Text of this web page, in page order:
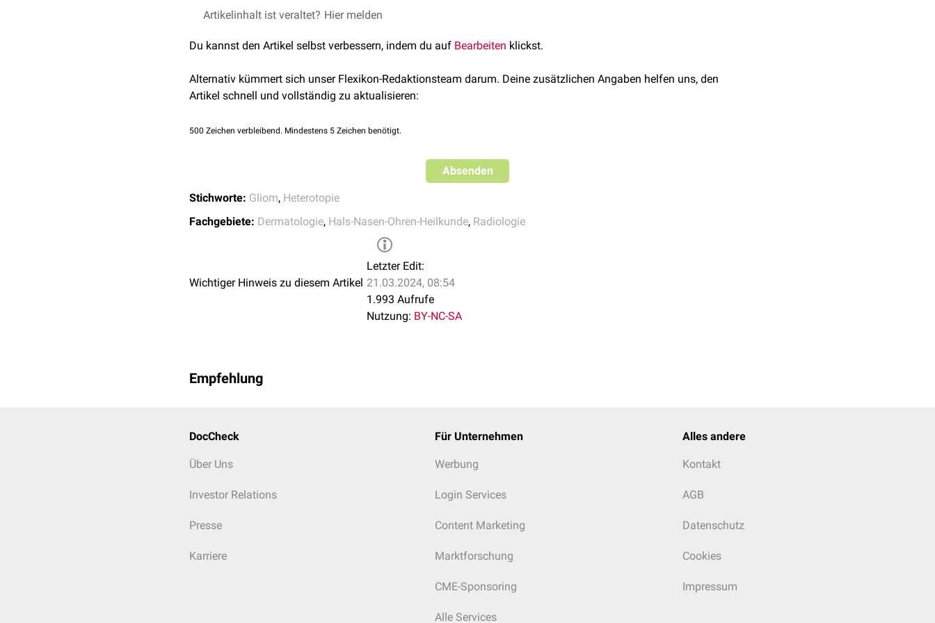
Nasale Gliome werden vollständigexstirpiert
Artikelinhalt ist veraltet? Hier melden
Du kannst den Artikel selbst verbessern, indem du auf Bearbeiten klickst.
Alternativ kümmert sich unser Flexikon-Redaktionsteam darum. Deine zusätzlichen Angaben helfen uns, den
Artikel schnell und vollständig zu aktualisieren:
500 Zeichen verbleibend. Mindestens 5 Zeichen benötigt.
Absenden
Stichworte: Gliom, Heterotopie
Fachgebiete: Dermatologie, Hals-Nasen-Ohren-Heilkunde, Radiologie
Wichtiger Hinweis zu diesem Artikel
Letzter Edit:
21.03.2024, 08:54
1.993 Aufrufe
Nutzung: BY-NC-SA
Empfehlung
DocCheck
Über Uns
Investor Relations
Presse
Karriere
Für Unternehmen
Werbung
Login Services
Content Marketing
Marktforschung
CME-Sponsoring
Alle Services
Alles andere
Kontakt
AGB
Datenschutz
Cookies
Impressum